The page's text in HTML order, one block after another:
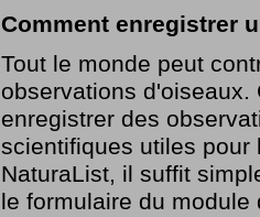
Comment enregistrer
Tout le monde peut
observations
enregistrer des
scientifiques utiles pour
NaturaList, il suffit
le formulaire du module